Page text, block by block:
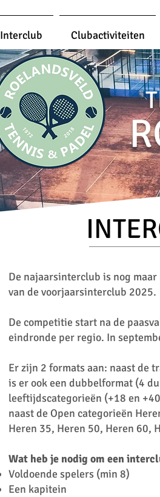
Interclub Clubactiviteiten
De najaarsinterclub is nog
van de voorjaarsinterclub 2025.
De competitie start na de
eindronde per regio. In
Er zijn 2 formats aan: naast de
is er ook een dubbelformat (4
leeftijdscategorieën (+18 en
naast de Open categorieën
Heren 35, Heren 50, Heren 60,
Wat heb je nodig om een
Voldoende spelers (min 8)
Een kapitein